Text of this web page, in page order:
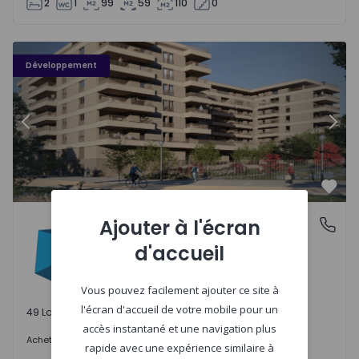
2 1 99 59 110 0
Développement
PLENO JARDIM - 3
Précédent
Águas Santas, PortoPLENO JARDIM
Águas Santas, Porto
49 Lots disponibles
Acheter 242.000 €
Ajouter à l'écran
d'accueil
Vous pouvez facilement ajouter ce site à
l'écran d'accueil de votre mobile pour un
accès instantané et une navigation plus
rapide avec une expérience similaire à